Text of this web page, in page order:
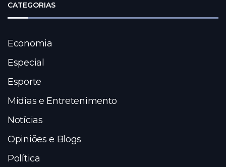
CATEGORIAS
Economia
Especial
Esporte
Mídias e Entretenimento
Notícias
Opiniões e Blogs
Política